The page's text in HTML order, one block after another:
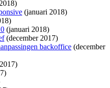
(januari 2018)
(januari 2018)
(december 2017)
backoffice (december